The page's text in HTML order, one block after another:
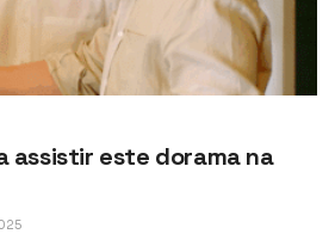
assistir este dorama na